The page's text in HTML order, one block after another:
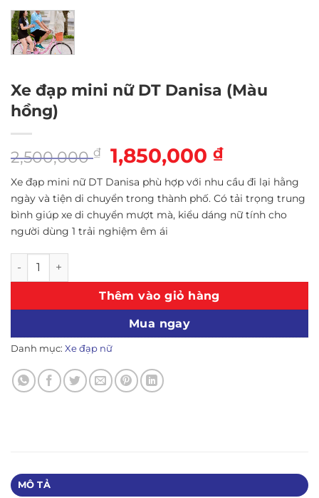
Xe đạp mini nữ DT Danisa (Màu
hồng)
2,500,000₫
Giá
gốc
là:
2,500,000 ₫.
1,850,000₫Giá
tại
là:
1,850,000
Xe đạp mini nữ DT Danisa phù hợp với nhu cầu đi lại hằng
ngày và tiện di chuyển trong thành phố. Có tải trọng trung
bình giúp xe di chuyển mượt mà, kiểu dáng nữ tính cho
người dùng 1 trải nghiệm êm ái
Xe đạp mini nữ DT Danisa (Màu hồng) số lượng
Thêm vào giỏ hàng
Mua ngay
Danh mục: Xe đạp nữ
MÔ TẢ